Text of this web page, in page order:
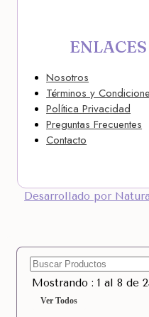
Nosotros
Términos y
Política Privacidad
Preguntas Frecuentes
Contacto
Desarrollado por
Mostrando : 1 al 8 de
Ver Todos